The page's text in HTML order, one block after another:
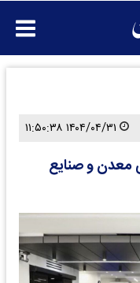
معدن و صنایع